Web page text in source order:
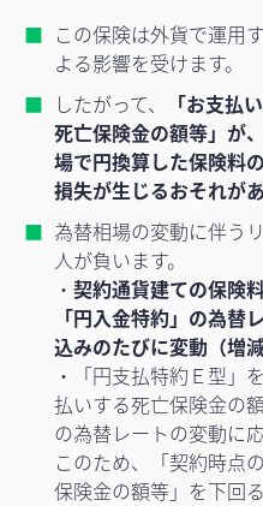
この保険は外貨で運用
よる影響を受けます。
したがって、
「お支払
死亡保険金の額等」が
場で円換算した保険料
損失が生じるおそれがあ
為替相場の変動に伴う
人が負います。
・ 契約通貨建ての保険
「円入金特約」の為替
込みのたびに変動（増減
・「円支払特約Ｅ型」
払いする死亡保険金の
の為替レートの変動に
このため、「契約時点
保険金の額等」を下回